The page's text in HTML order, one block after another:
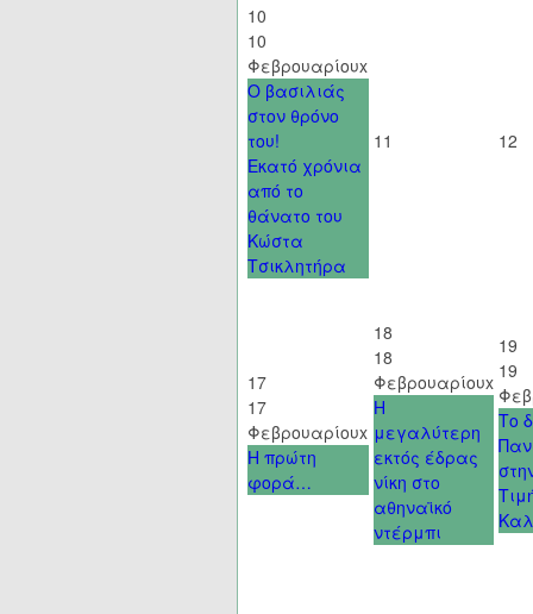
10
10
Φεβρουαρίουx
Ο βασιλιάς
στον θρόνο
του!
Εκατό χρόνια
από το
θάνατο του
Κώστα
Τσικλητήρα
11 12
17
17
Φεβρουαρίουx
Η πρώτη
φορά…
18
18
Φεβρουαρίουx
Η
μεγαλύτερη
εκτός έδρας
νίκη στο
αθηναϊκό
ντέρμπι
19
19
Το